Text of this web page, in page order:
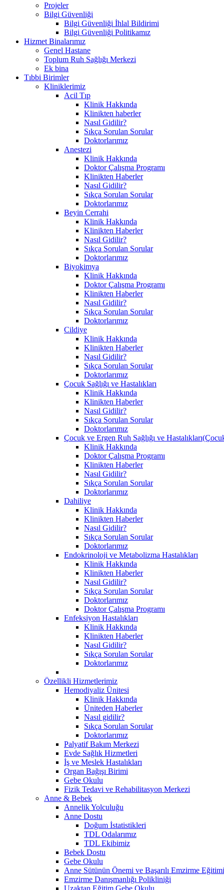
Projeler
Bilgi Güvenliği
Bilgi Güvenliği İhlal Bildirimi
Bilgi Güvenliği Politikamız
Hizmet Binalarımız
Genel Hastane
Toplum Ruh Sağlığı Merkezi
Ek bina
Tıbbi Birimler
Kliniklerimiz
Acil Tıp
Klinik Hakkında
Klinikten haberler
Nasıl Gidilir?
Sıkça Sorulan Sorular
Doktorlarımız
Anestezi
Klinik Hakkında
Doktor Çalışma Programı
Klinikten Haberler
Nasıl Gidilir?
Sıkça Sorulan Sorular
Doktorlarımız
Beyin Cerrahi
Klinik Hakkında
Klinikten Haberler
Nasıl Gidilir?
Sıkça Sorulan Sorular
Doktorlarımız
Biyokimya
Klinik Hakkında
Doktor Çalışma Programı
Klinikten Haberler
Nasıl Gidilir?
Sıkça Sorulan Sorular
Doktorlarımız
Cildiye
Klinik Hakkında
Klinikten Haberler
Nasıl Gidilir?
Sıkça Sorulan Sorular
Doktorlarımız
Çocuk Sağlığı ve Hastalıkları
Klinik Hakkında
Klinikten Haberler
Nasıl Gidilir?
Sıkça Sorulan Sorular
Doktorlarımız
Çocuk ve Ergen Ruh Sağlığı ve
Klinik Hakkında
Doktor Çalışma Programı
Klinikten Haberler
Nasıl Gidilir?
Sıkça Sorulan Sorular
Doktorlarımız
Dahiliye
Klinik Hakkında
Klinikten Haberler
Nasıl Gidilir?
Sıkça Sorulan Sorular
Doktorlarımız
Endokrinoloji ve Metabolizma Hastalıkları
Klinik Hakkında
Klinikten Haberler
Nasıl Gidilir?
Sıkça Sorulan Sorular
Doktorlarımız
Doktor Çalışma Programı
Enfeksiyon Hastalıkları
Klinik Hakkında
Klinikten Haberler
Nasıl Gidilir?
Sıkça Sorulan Sorular
Doktorlarımız
Özellikli Hizmetlerimiz
Hemodiyaliz Ünitesi
Klinik Hakkında
Üniteden Haberler
Nasıl gidilir?
Sıkça Sorulan Sorular
Doktorlarımız
Palyatif Bakım Merkezi
Evde Sağlık Hizmetleri
İş ve Meslek Hastalıkları
Organ Bağışı Birimi
Gebe Okulu
Fizik Tedavi ve Rehabilitasyon Merkezi
Anne & Bebek
Annelik Yolculuğu
Anne Dostu
Doğum İstatistikleri
TDL Odalarımız
TDL Ekibimiz
Bebek Dostu
Gebe Okulu
Anne Sütünün Önemi ve Başarılı Emzirme Eğitimi
Emzirme Danışmanlığı Polikliniği
Uzaktan Eğitim Gebe Okulu